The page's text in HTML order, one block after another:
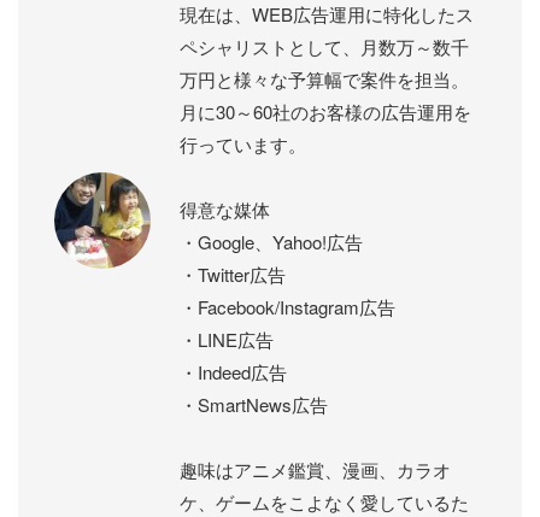
現在は、WEB広告運用に特化したス
ペシャリストとして、月数万～数千
万円と様々な予算幅で案件を担当。
月に30～60社のお客様の広告運用を
行っています。
得意な媒体
・Google、Yahoo!広告
・Twitter広告
・Facebook/Instagram広告
・LINE広告
・Indeed広告
・SmartNews広告
趣味はアニメ鑑賞、漫画、カラオ
ケ、ゲームをこよなく愛しているた